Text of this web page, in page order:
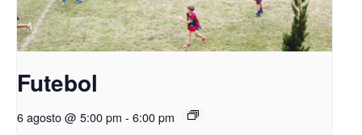
Futebol
6 agosto @ 5:00 pm - 6:00 pm